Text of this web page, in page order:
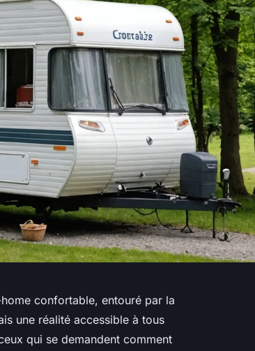
confortable, entouré par la
une réalité accessible à tous
qui se demandent comment